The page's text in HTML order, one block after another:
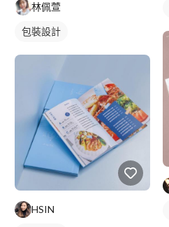
林佩萱
包裝設計
HSIN